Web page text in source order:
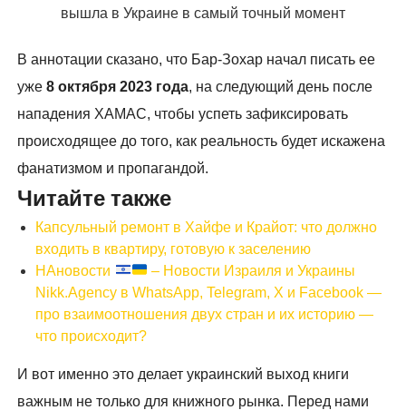
вышла в Украине в самый точный момент
В аннотации сказано, что Бар-Зохар начал писать ее
уже8 октября 2023 года, на следующий день после
нападения ХАМАС, чтобы успеть зафиксировать
происходящее до того, как реальность будет искажена
фанатизмом и пропагандой.
Читайте также
Капсульный ремонт в Хайфе и Крайот: что должно
входить в квартиру, готовую к заселению
НАновости
– Новости Израиля и Украины
Nikk.Agency в WhatsApp, Telegram, X и Facebook —
про взаимоотношения двух стран и их историю —
что происходит?
И вот именно это делает украинский выход книги
важным не только для книжного рынка. Перед нами